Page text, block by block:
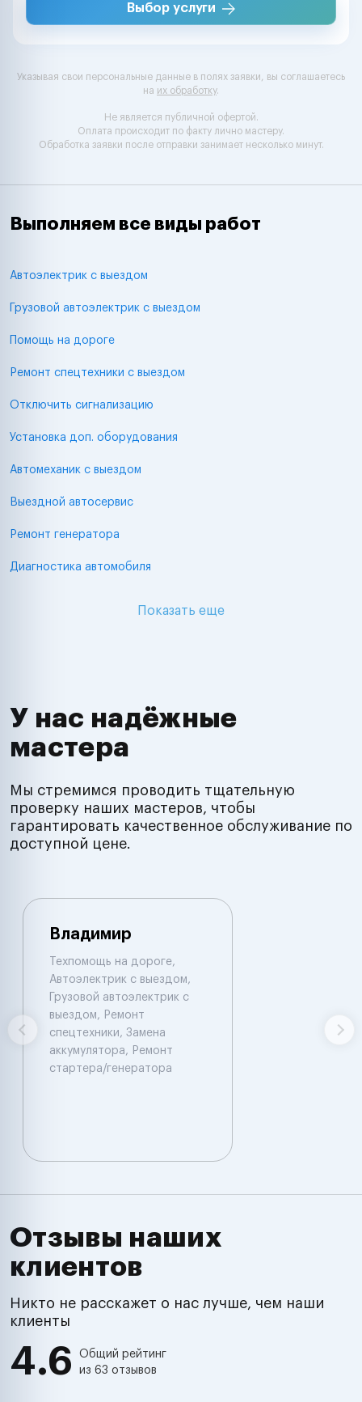
Выбор услуги
Указывая свои персональные данные в полях заявки, вы соглашаетесь
на их обработку.
Не является публичной офертой.
Оплата происходит по факту лично мастеру.
Обработка заявки после отправки занимает несколько минут.
Выполняем все виды работ
Автоэлектрик с выездом
Грузовой автоэлектрик с выездом
Помощь на дороге
Ремонт спецтехники с выездом
Отключить сигнализацию
Установка доп. оборудования
Автомеханик с выездом
Выездной автосервис
Ремонт генератора
Диагностика автомобиля
Показать еще
У нас надёжные
мастера
Мы стремимся проводить тщательную
проверку наших мастеров, чтобы
гарантировать качественное обслуживание по
доступной цене.
Владимир
Техпомощь на дороге,
Автоэлектрик с выездом,
Грузовой автоэлектрик с
выездом, Ремонт
спецтехники, Замена
аккумулятора, Ремонт
стартера/генератора
Отзывы наших
клиентов
Никто не расскажет о нас лучше, чем наши
клиенты
4.6
Общий рейтинг
из 63 отзывов